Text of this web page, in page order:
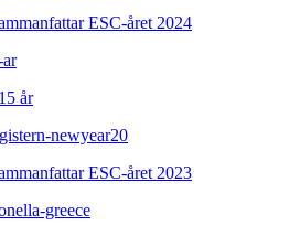
ESC-året 2024
år
ESC-året 2023